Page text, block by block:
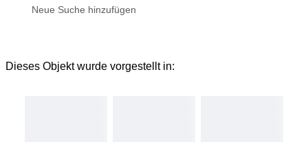
Dieses Objekt wurde vorgestellt in: